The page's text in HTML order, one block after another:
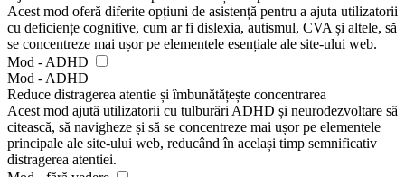
Acest mod oferă diferite opțiuni de asistență pentru a ajuta utilizatorii
cu deficiențe cognitive, cum ar fi dislexia, autismul, CVA și altele, să
se concentreze mai ușor pe elementele esențiale ale site-ului web.
Mod - ADHD
Mod - ADHD
Reduce distragerea atentie și îmbunătățește concentrarea
Acest mod ajută utilizatorii cu tulburări ADHD și neurodezvoltare să
citească, să navigheze și să se concentreze mai ușor pe elementele
principale ale site-ului web, reducând în același timp semnificativ
distragerea atentiei.